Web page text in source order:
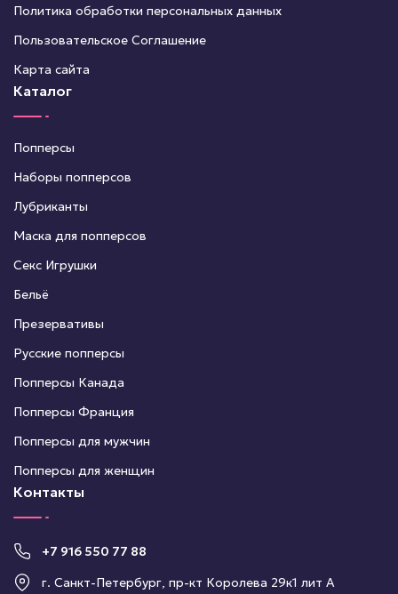
Политика обработки персональных данных
Пользовательское Соглашение
Карта сайта
Каталог
Попперсы
Наборы попперсов
Лубриканты
Маска для попперсов
Секс Игрушки
Бельё
Презервативы
Русские попперсы
Попперсы Канада
Попперсы Франция
Попперсы для мужчин
Попперсы для женщин
Контакты
+7 916 550 77 88
г. Санкт-Петербург, пр-кт Королева 29к1 лит А